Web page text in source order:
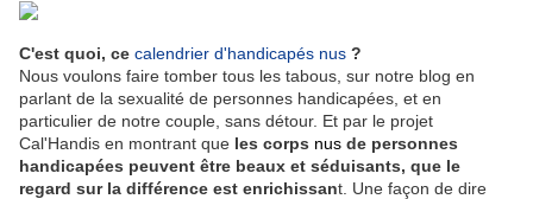
C'est quoi, ce calendrier d'handicapés nus ?
Nous voulons faire tomber tous les tabous, sur notre blog en
parlant de la sexualité de personnes handicapées, et en
particulier de notre couple, sans détour. Et par le projet
Cal'Handis en montrant que les corps nus de personnes
handicapées peuvent être beaux et séduisants, que le
regard sur la différence est enrichissant. Une façon de dire